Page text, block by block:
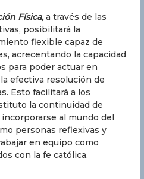
Física,a través de las
posibilitará la
flexible capaz de
acrecentando la capacidad
para poder actuar en
efectiva resolución de
Esto facilitará a los
la continuidad de
al mundo del
personas reflexivas y
en equipo como
con la fe católica.